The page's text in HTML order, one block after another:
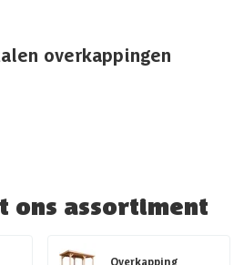
overkappingen
ons assortiment
Overkapping